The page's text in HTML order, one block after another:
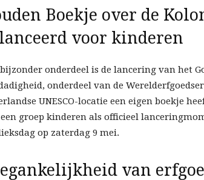
Boekje over de
voor kinderen
onderdeel is de lancering van het
onderdeel van de
UNESCO-locatie een eigen boekje
groep kinderen als officieel
op zaterdag 9 mei.
van